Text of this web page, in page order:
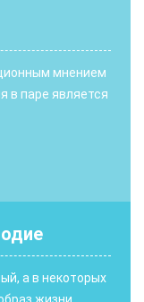
мнением
в паре является
а в некоторых
жизни